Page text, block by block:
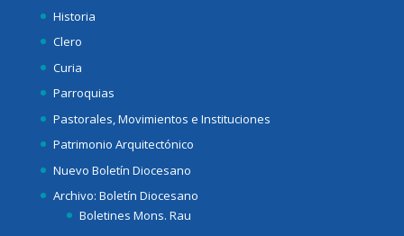
Historia
Clero
Curia
Parroquias
Pastorales, Movimientos e Instituciones
Patrimonio Arquitectónico
Nuevo Boletín Diocesano
Archivo: Boletín Diocesano
Boletines Mons. Rau